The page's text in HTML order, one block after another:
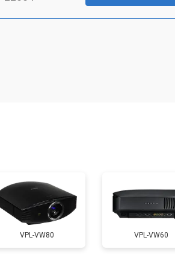
2000 ₽ Заказать
1900 ₽ Заказать
VPL-VW80 VPL-VW60